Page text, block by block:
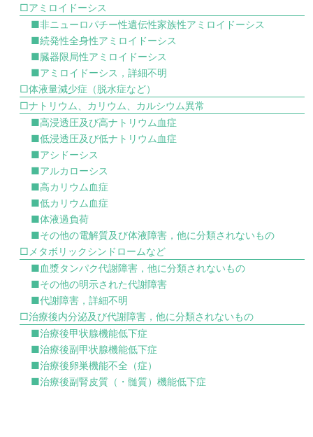
□アミロイドーシス
■非ニューロパチー性遺伝性家族性アミロイドーシス
■続発性全身性アミロイドーシス
■臓器限局性アミロイドーシス
■アミロイドーシス，詳細不明
□体液量減少症（脱水症など）
□ナトリウム、カリウム、カルシウム異常
■高浸透圧及び高ナトリウム血症
■低浸透圧及び低ナトリウム血症
■アシドーシス
■アルカローシス
■高カリウム血症
■低カリウム血症
■体液過負荷
■その他の電解質及び体液障害，他に分類されないもの
□メタボリックシンドロームなど
■血漿タンパク代謝障害，他に分類されないもの
■その他の明示された代謝障害
■代謝障害，詳細不明
□治療後内分泌及び代謝障害，他に分類されないもの
■治療後甲状腺機能低下症
■治療後副甲状腺機能低下症
■治療後卵巣機能不全（症）
■治療後副腎皮質（・髄質）機能低下症